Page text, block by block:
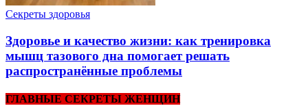
Cекреты здоровья
Здоровье и качество жизни: как тренировка
мышц тазового дна помогает решать
распространённые проблемы
ГЛАВНЫЕ СЕКРЕТЫ ЖЕНЩИН